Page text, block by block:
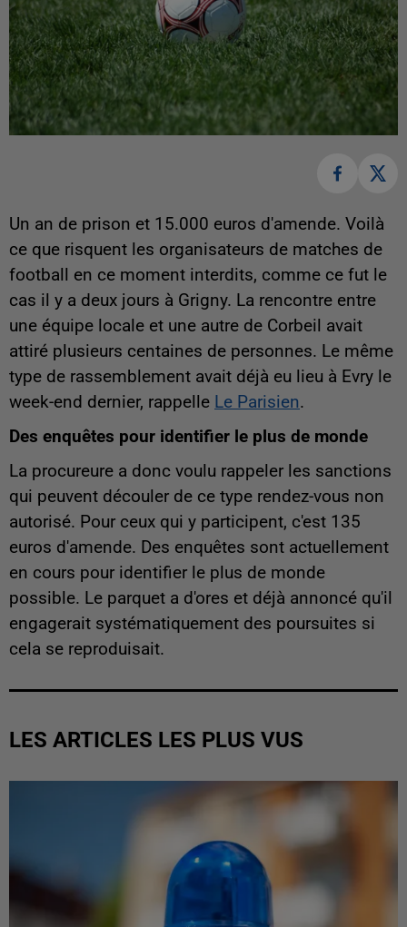
Un an de prison et 15.000 euros d'amende. Voilà
ce que risquent les organisateurs de matches de
football en ce moment interdits, comme ce fut le
cas il y a deux jours à Grigny. La rencontre entre
une équipe locale et une autre de Corbeil avait
attiré plusieurs centaines de personnes. Le même
type de rassemblement avait déjà eu lieu à Evry le
week-end dernier, rappelle Le Parisien.
Des enquêtes pour identifier le plus de monde
La procureure a donc voulu rappeler les sanctions
qui peuvent découler de ce type rendez-vous non
autorisé. Pour ceux qui y participent, c'est 135
euros d'amende. Des enquêtes sont actuellement
en cours pour identifier le plus de monde
possible. Le parquet a d'ores et déjà annoncé qu'il
engagerait systématiquement des poursuites si
cela se reproduisait.
LES ARTICLES LES PLUS VUS